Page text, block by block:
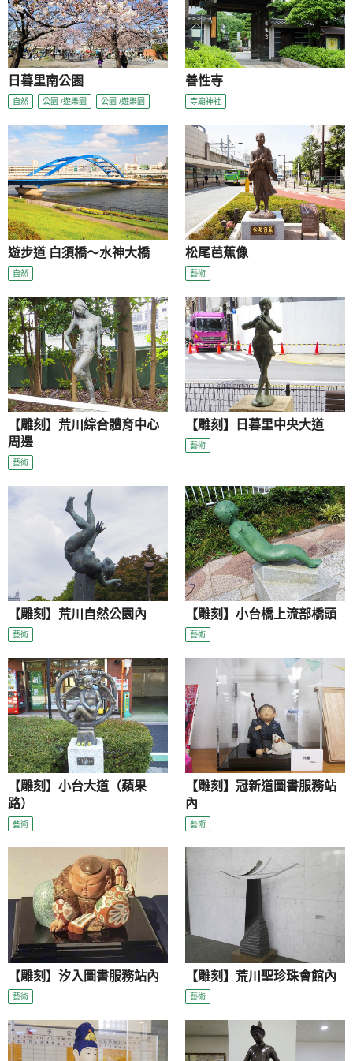
日暮里南公園
自然 公園 /遊樂園 公園 /遊樂園
善性寺
寺廟神社
遊步道 白須橋～水神大橋
自然
松尾芭蕉像
藝術
【雕刻】荒川綜合體育中心
周邊
藝術
【雕刻】日暮里中央大道
藝術
【雕刻】荒川自然公園內
藝術
【雕刻】小台橋上流部橋頭
藝術
【雕刻】小台大道（蘋果
路）
藝術
【雕刻】冠新道圖書服務站
內
藝術
【雕刻】汐入圖書服務站內
藝術
【雕刻】荒川聖珍珠會館內
藝術